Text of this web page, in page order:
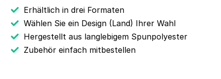
Erhältlich in drei Formaten
Wählen Sie ein Design (Land) Ihrer Wahl
Hergestellt aus langlebigem Spunpolyester
Zubehör einfach mitbestellen